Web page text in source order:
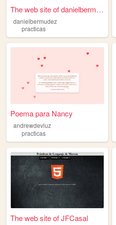
The web site of danielbermud...
danielbermudez
practicas
Poema para Nancy
andrewdevluz
practicas
The web site of JFCasal